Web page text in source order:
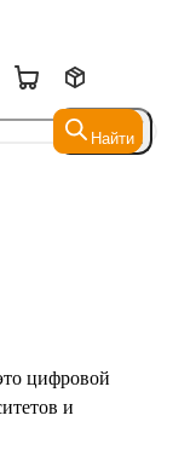
Найти
Найти
цифровой
и